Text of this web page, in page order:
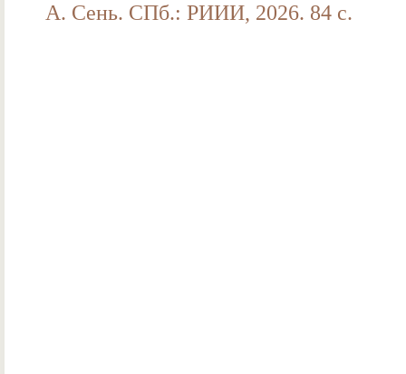
А. Сень. СПб.: РИИИ, 2026. 84 с.